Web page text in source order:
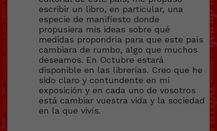
escribir un libro, en particular, una
especie de manifiesto donde
propusiera mis ideas sobre qué
medidas propondría para que este país
cambiara de rumbo, algo que muchos
deseamos. En Octubre estará
disponible en las librerías. Creo que he
sido claro y contundente en mi
exposición y en cada uno de vosotros
está cambiar vuestra vida y la sociedad
en la que vivís.